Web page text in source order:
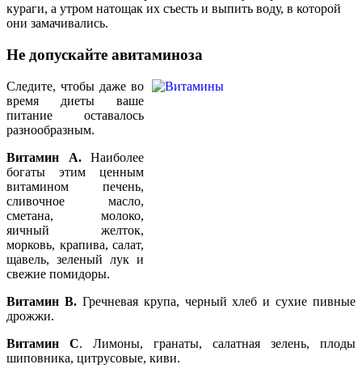
кураги, а утром натощак их съесть и выпить воду, в которой
они замачивались.
Не допускайте авитаминоза
Следите, чтобы даже во
время диеты ваше
питание оставалось
разнообразным.
Витамин А. Наиболее
богаты этим ценным
витамином печень,
сливочное масло,
сметана, молоко,
яичный желток,
морковь, крапива, салат,
щавель, зеленый лук и
свежие помидоры.
Витамин В.Гречневая крупа, черный хлеб и сухие пивные
дрожжи.
Витамин С. Лимоны, гранаты, салатная зелень, плоды
шиповника, цитрусовые, киви.